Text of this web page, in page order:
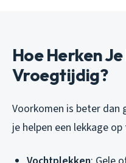
Hoe Herken
Vroegtijdig?
Voorkomen is beter dan
je helpen een lekkage